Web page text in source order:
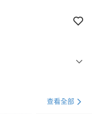
查看全部